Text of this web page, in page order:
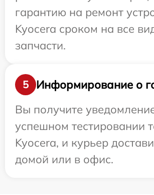
гарантию на ремонт
Kyocera сроком на все
запчасти.
5
Информирование о
Вы получите
успешном тестировании
Kyocera, и курьер
домой или в офис.